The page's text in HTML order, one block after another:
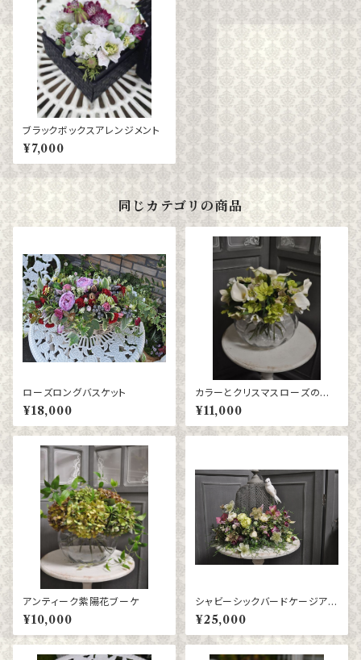
ブラックボックスアレンジメント
¥7,000
同じカテゴリの商品
ローズロングバスケット
¥18,000
カラーとクリスマスローズのブ
ーケ
¥11,000
アンティーク紫陽花ブーケ
¥10,000
シャビーシックバードケージアレ
ンジマント
¥25,000